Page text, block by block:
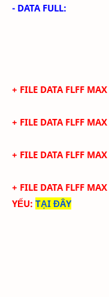
- DATA FULL:
+ FILE DATAFLFF MAX
+ FILE DATAFLFF MAX
+ FILE DATAFLFF MAX
+ FILE DATAFLFF MAX
YẾU: TẠI ĐÂY